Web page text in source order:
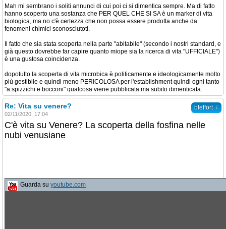
Mah mi sembrano i soliti annunci di cui poi ci si dimentica sempre. Ma di fatto
hanno scoperto una sostanza che PER QUEL CHE SI SA è un marker di vita
biologica, ma no c'è certezza che non possa essere prodotta anche da
fenomeni chimici sconosciutoti.
Il fatto che sia stata scoperta nella parte "abitabile" (secondo i nostri standard, e
già questo dovrebbe far capire quanto miope sia la ricerca di vita "UFFICIALE")
è una gustosa coincidenza.
dopotutto la scoperta di vita microbica è politicamente e ideologicamente molto
più gestibile e quindi meno PERICOLOSA per l'establishment quindi ogni tanto
"a spizzichi e bocconi" qualcosa viene pubblicata ma subito dimenticata.
bleffort ↓
Re: Vita su venere?
02/11/2020, 17:04
C'è vita su Venere? La scoperta della fosfina nelle
nubi venusiane
Guarda su youtube.com